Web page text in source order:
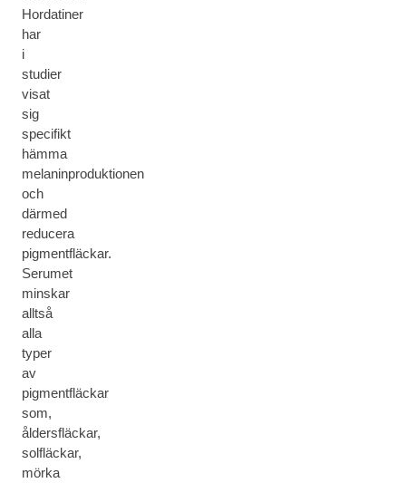
Hordatiner
har
i
studier
visat
sig
specifikt
hämma
melaninproduktionen
och
därmed
reducera
pigmentfläckar.
Serumet
minskar
alltså
alla
typer
av
pigmentfläckar
som,
åldersfläckar,
solfläckar,
mörka